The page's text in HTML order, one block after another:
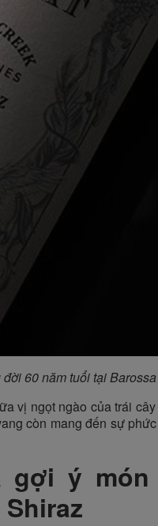
60 năm tuổi tại
vị ngọt ngào của trái
còn mang đến sự
ý